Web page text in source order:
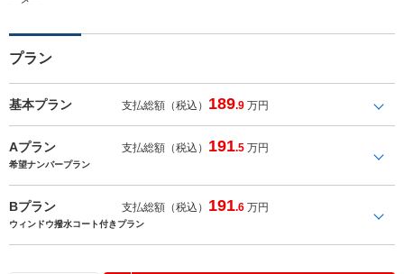
プラン
基本プラン 支払総額（税込） 189.9 万円
Aプラン 支払総額（税込） 191.5 万円
希望ナンバープラン
Bプラン 支払総額（税込） 191.6 万円
ウィンドウ撥水コート付きプラン